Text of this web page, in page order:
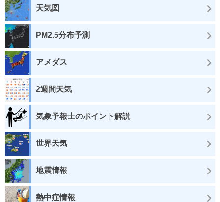
天気図
PM2.5分布予測
アメダス
2週間天気
気象予報士のポイント解説
世界天気
地震情報
熱中症情報